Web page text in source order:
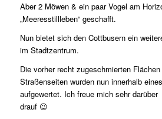
Aber 2 Möwen & ein paar Vogel am
„Meeresstillleben“ geschafft.
Nun bietet sich den Cottbusern ein
im Stadtzentrum.
Die vorher recht zugeschmierten
Straßenseiten wurden nun innerhalb
aufgewertet. Ich freue mich sehr
drauf 😉